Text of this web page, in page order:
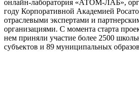
онлайн-лаборатория «АТОМ-ЛАБ»,
году Корпоративной Академией
отраслевыми экспертами и
организациями. С момента старта
нем приняли участие более 2500
субъектов и 89 муниципальных